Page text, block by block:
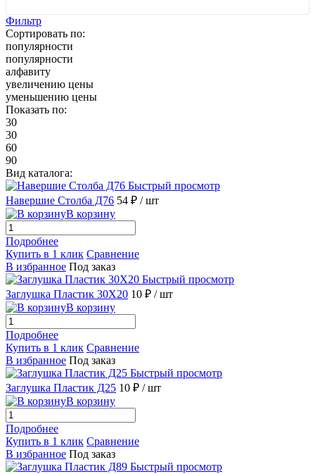
Фильтр
Сортировать по:
популярности
популярности
алфавиту
увеличению цены
уменьшению цены
Показать по:
30
30
60
90
Вид каталога:
Быстрый просмотр
Навершие Столба Д76 54 ₽ / шт
В корзину
Подробнее
Купить в 1 клик Сравнение
В избранное Под заказ
Быстрый просмотр
Заглушка Пластик 30X20 10 ₽ / шт
В корзину
Подробнее
Купить в 1 клик Сравнение
В избранное Под заказ
Быстрый просмотр
Заглушка Пластик Д25 10 ₽ / шт
В корзину
Подробнее
Купить в 1 клик Сравнение
В избранное Под заказ
Быстрый просмотр